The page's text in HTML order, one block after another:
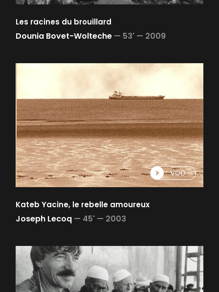
Les racines du brouillard
Dounia Bovet-Wolteche — 53' — 2009
VOD
Kateb Yacine, le rebelle amoureux
Joseph Lecoq — 45' — 2003